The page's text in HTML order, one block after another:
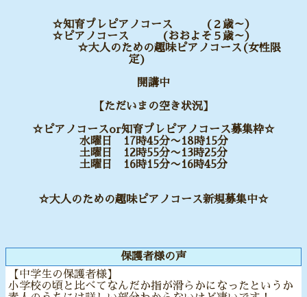
☆知育プレピアノコース (２歳～）
☆ピアノコース (おおよそ５歳～）
☆大人のための趣味ピアノコース(女性限
定)
開講中
【ただいまの空き状況】
☆ピアノコースor知育プレピアノコース募集枠☆
水曜日 17時45分〜18時15分
土曜日 12時55分〜13時25分
土曜日 16時15分〜16時45分
☆大人のための趣味ピアノコース新規募集中☆
保護者様の声
【中学生の保護者様】
小学校の頃と比べてなんだか指が滑らかになったというか